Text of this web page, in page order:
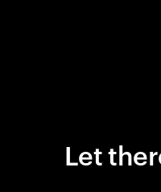
Let